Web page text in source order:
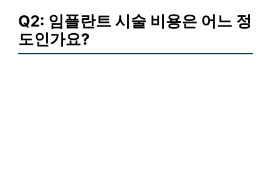
Q2: 임플란트 시술 비용은 어느 정
도인가요?